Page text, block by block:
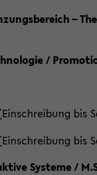
–
/
bis
bis
Systeme /